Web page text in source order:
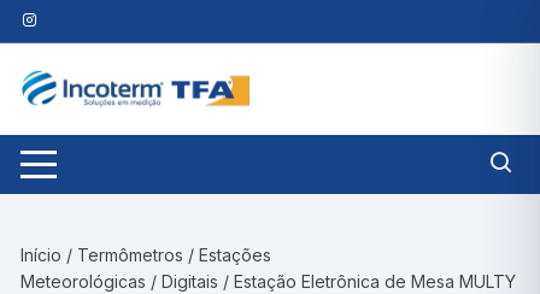
Pular
para
conteúdo
Início / Termômetros /Estações
Meteorológicas /Digitais / Estação Eletrônica de Mesa MULTY